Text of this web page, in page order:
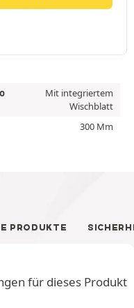
Mit integriertem
Wischblatt
300 Mm
PRODUKTE
für dieses Produkt